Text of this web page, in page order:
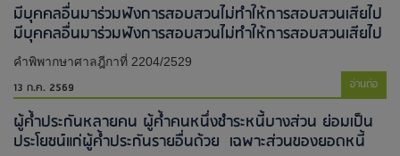
มีบุคคลอื่นมาร่วมฟังการสอบสวนไม่ทำให้การสอบสวนเสียไป​
มีบุคคลอื่นมาร่วมฟังการสอบสวนไม่ทำให้การสอบสวนเสียไป​
คำพิพากษาศาลฎีกาที่ 2204/2529
13 ก.ค. 2569 อ่านต่อ
ผู้ค้ำประกันหลายคน ผู้ค้ำคนหนึ่งชำระหนี้บางส่วน ย่อมเป็น
ประโยชน์แก่ผู้ค้ำประกันรายอื่นด้วย เฉพาะส่วนของยอดหนี้